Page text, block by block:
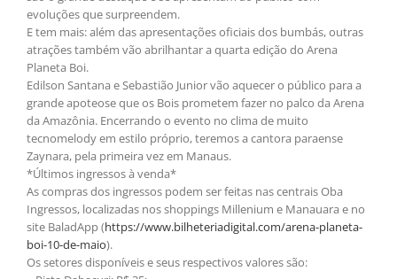
evoluções que surpreendem.
E tem mais: além das apresentações oficiais dos bumbás, outras
atrações também vão abrilhantar a quarta edição do Arena
Planeta Boi.
Edilson Santana e Sebastião Junior vão aquecer o público para a
grande apoteose que os Bois prometem fazer no palco da Arena
da Amazônia. Encerrando o evento no clima de muito
tecnomelody em estilo próprio, teremos a cantora paraense
Zaynara, pela primeira vez em Manaus.
*Últimos ingressos à venda*
As compras dos ingressos podem ser feitas nas centrais Oba
Ingressos, localizadas nos shoppings Millenium e Manauara e no
site BaladApp (https://www.bilheteriadigital.com/arena-planeta-
boi-10-de-maio).
Os setores disponíveis e seus respectivos valores são: